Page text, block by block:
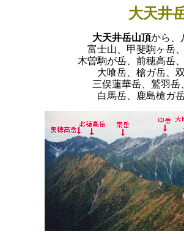
大天井
大天井岳山頂から、
富士山、甲斐駒ヶ岳
木曽駒が岳、前穂高岳
大喰岳、槍ガ岳、
三俣蓮華岳、鷲羽
白馬岳、鹿島槍ガ